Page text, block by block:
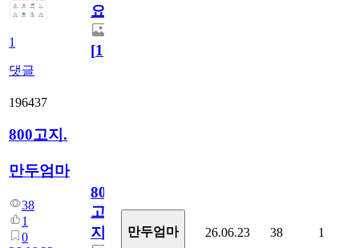
1
댓글
요)
[1]
196437
800고지.
만두엄마
38
1
0
800
고
지.
만두엄마 26.06.23 38 1